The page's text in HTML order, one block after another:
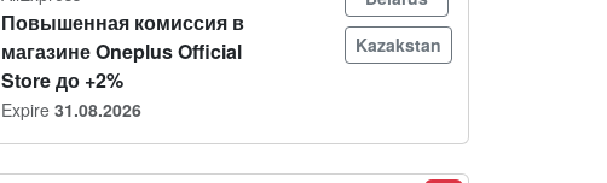
Повышенная комиссия в
магазине Oneplus Official
Store до +2%
Expire 31.08.2026
Kazakstan